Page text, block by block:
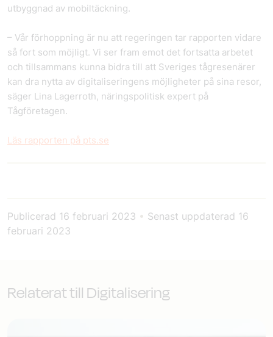
utbyggnad av mobiltäckning.
– Vår förhoppning är nu att regeringen tar rapporten vidare
så fort som möjligt. Vi ser fram emot det fortsatta arbetet
och tillsammans kunna bidra till att Sveriges tågresenärer
kan dra nytta av digitaliseringens möjligheter på sina resor,
säger Lina Lagerroth, näringspolitisk expert på
Tågföretagen.
Läs rapporten på pts.se
Publicerad 16 februari 2023 • Senast uppdaterad 16
februari 2023
Relaterat till Digitalisering